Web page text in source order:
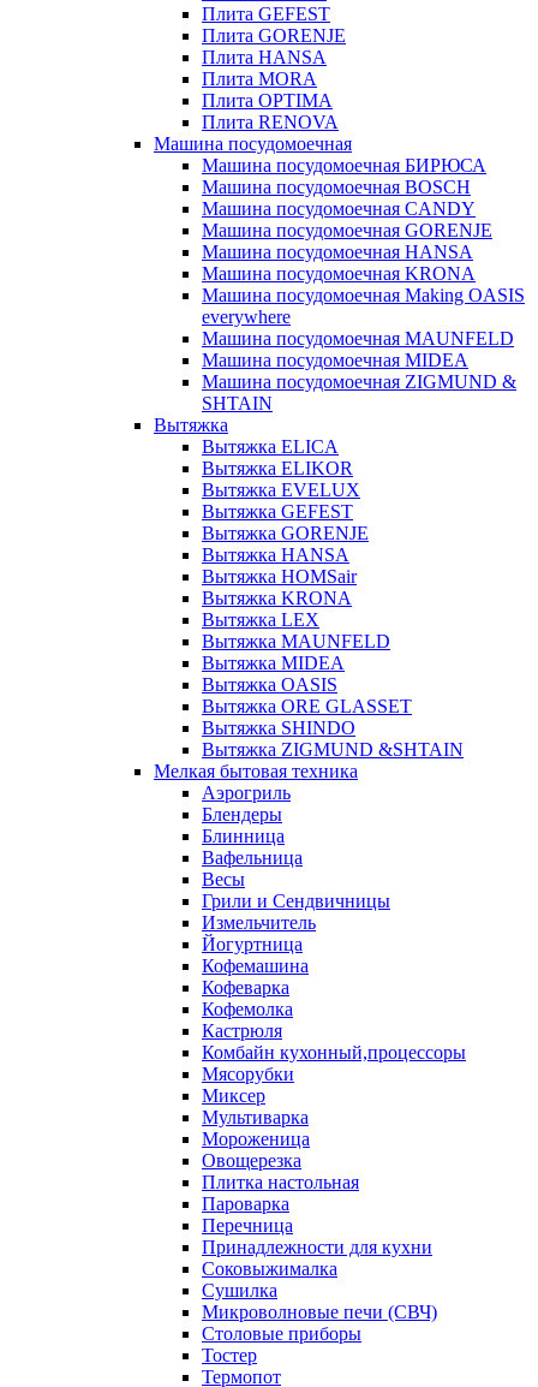
Плита GEFEST
Плита GORENJE
Плита HANSA
Плита MORA
Плита OPTIMA
Плита RENOVA
Машина посудомоечная
Машина посудомоечная БИРЮСА
Машина посудомоечная BOSCH
Машина посудомоечная CANDY
Машина посудомоечная GORENJE
Машина посудомоечная HANSA
Машина посудомоечная KRONA
Машина посудомоечная Making OASIS
everywhere
Машина посудомоечная MAUNFELD
Машина посудомоечная MIDEA
Машина посудомоечная ZIGMUND &
SHTAIN
Вытяжка
Вытяжка ELICA
Вытяжка ELIKOR
Вытяжка EVELUX
Вытяжка GEFEST
Вытяжка GORENJE
Вытяжка HANSA
Вытяжка HOMSair
Вытяжка KRONA
Вытяжка LEX
Вытяжка MAUNFELD
Вытяжка MIDEA
Вытяжка OASIS
Вытяжка ORE GLASSET
Вытяжка SHINDO
Вытяжка ZIGMUND &SHTAIN
Мелкая бытовая техника
Аэрогриль
Блендеры
Блинница
Вафельница
Весы
Грили и Сендвичницы
Измельчитель
Йогуртница
Кофемашина
Кофеварка
Кофемолка
Кастрюля
Комбайн кухонный,процессоры
Мясорубки
Миксер
Мультиварка
Мороженица
Овощерезка
Плитка настольная
Пароварка
Перечница
Принадлежности для кухни
Соковыжималка
Сушилка
Микроволновые печи (СВЧ)
Столовые приборы
Тостер
Термопот